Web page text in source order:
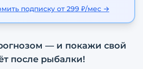
подписку от 299 ₽/мес →
— и покажи свой
после рыбалки!